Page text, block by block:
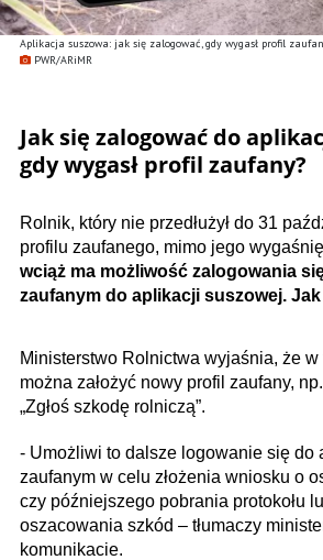
Aplikacja suszowa: jak się zalogować, gdy wygasł profil
PWR/ARiMR
Jak się zalogować do
gdy wygasł profil zaufany?
Rolnik, który nie przedłużył do 31
profilu zaufanego, mimo jego
wciąż ma możliwość zalogowania
zaufanym do aplikacji suszowej.
Ministerstwo Rolnictwa wyjaśnia, że
można założyć nowy profil zaufany,
„Zgłoś szkodę rolniczą”.
- Umożliwi to dalsze logowanie się do
zaufanym w celu złożenia wniosku o
czy późniejszego pobrania protokołu
oszacowania szkód – tłumaczy
komunikacie.